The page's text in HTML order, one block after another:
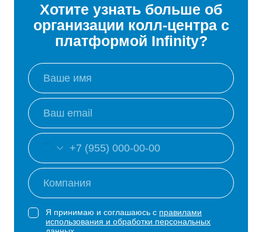
Хотите узнать больше об
организации колл-центра с
платформой Infinity?
Я принимаю и соглашаюсь с правилами
использования и обработки персональных